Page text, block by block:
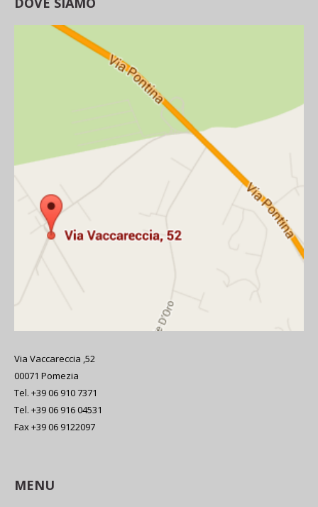
Via Vaccareccia ,52
00071 Pomezia
Tel. +39 06 910 7371
Tel. +39 06 916 04531
Fax +39 06 9122097
MENU